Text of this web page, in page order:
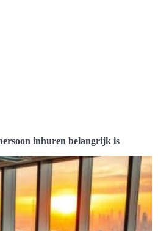
inhuren belangrijk is